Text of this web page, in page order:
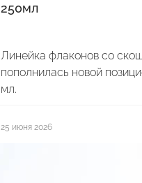
250мл
Линейка флаконов со
пополнилась новой
мл.
25 июня 2026